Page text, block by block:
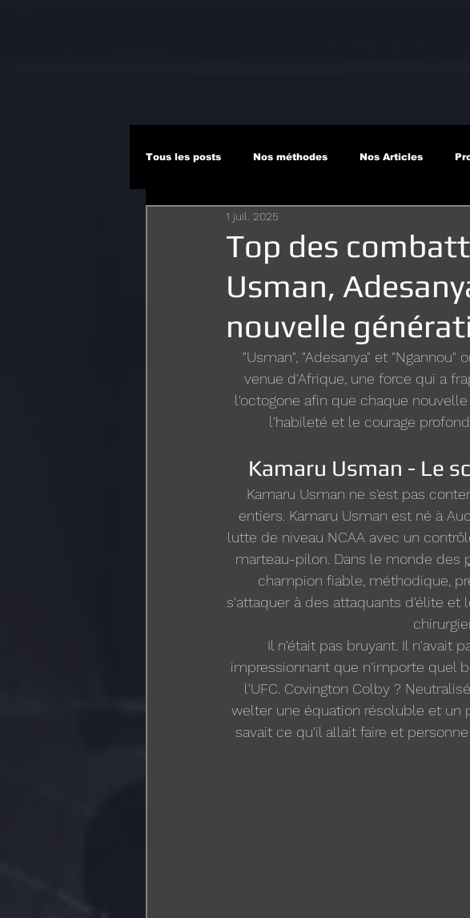
Tous les posts Nos méthodes Nos Articles
Top des
Usman,
nouvelle
1 juil. 2025
"Usman", "Adesanya" et
venue d'Afrique, une force qui a
l'octogone afin que chaque
l'habileté et le courage
Kamaru Usman - Le
Kamaru Usman ne s'est pas
entiers. Kamaru Usman est né à
lutte de niveau NCAA avec un
marteau-pilon. Dans le monde des
champion fiable, méthodique,
s'attaquer à des attaquants d'élite et
Il n'était pas bruyant. Il n'avait
impressionnant que n'importe quel
l'UFC. Covington Colby ?
welter une équation résoluble et un
savait ce qu'il allait faire et